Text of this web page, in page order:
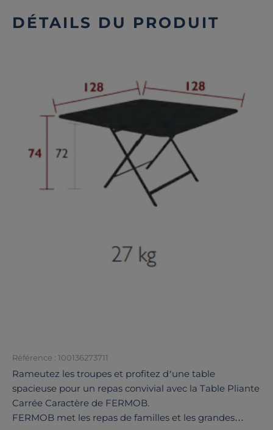
DÉTAILS DU PRODUIT
Référence : 100136273711
Rameutez les troupes et profitez d’une table
spacieuse pour un repas convivial avec la Table Pliante
Carrée Caractère de FERMOB.
FERMOB met les repas de familles et les grandes